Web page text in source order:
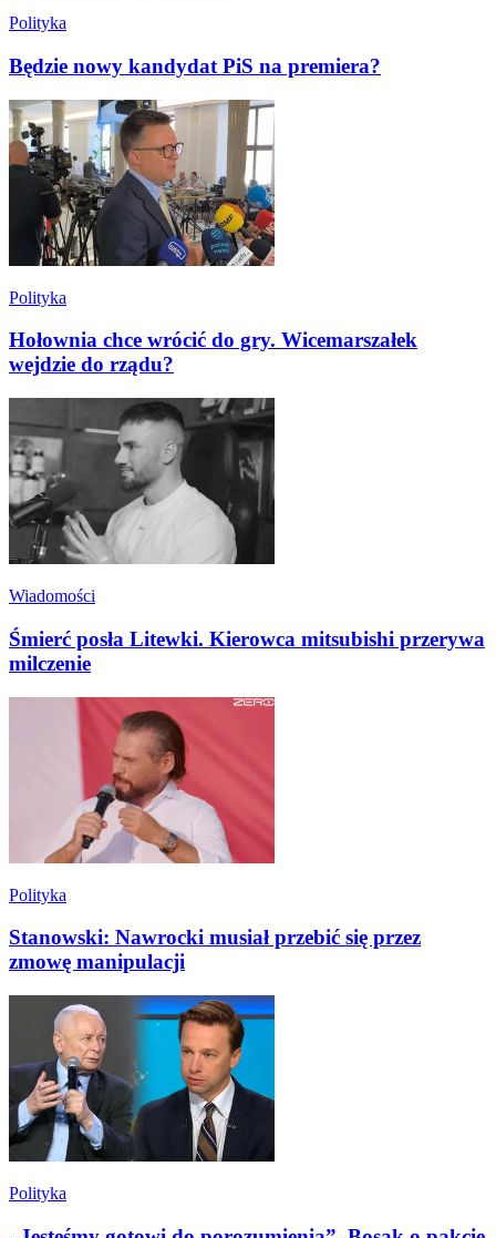
Polityka
Będzie nowy kandydat PiS na premiera?
Polityka
Hołownia chce wrócić do gry. Wicemarszałek
wejdzie do rządu?
Wiadomości
Śmierć posła Litewki. Kierowca mitsubishi przerywa
milczenie
Polityka
Stanowski: Nawrocki musiał przebić się przez
zmowę manipulacji
Polityka